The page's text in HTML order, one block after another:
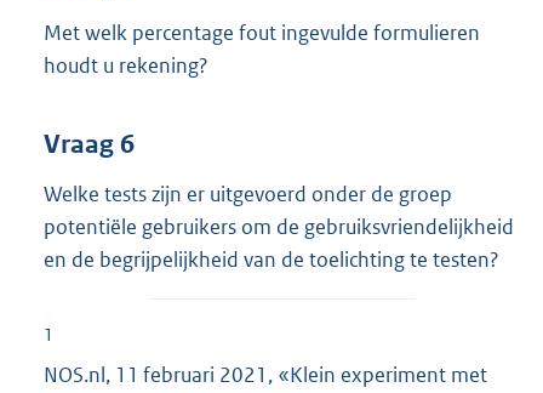
Met welk percentage fout ingevulde formulieren
houdt u rekening?
Vraag 6
Welke tests zijn er uitgevoerd onder de groep
potentiële gebruikers om de gebruiksvriendelijkheid
en de begrijpelijkheid van de toelichting te testen?
1
NOS.nl, 11 februari 2021, «Klein experiment met